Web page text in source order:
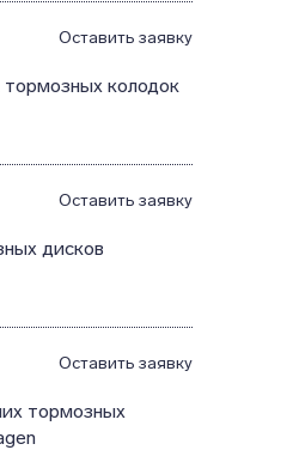
Оставить заявку
колодок
Оставить заявку
дисков
Оставить заявку
тормозных